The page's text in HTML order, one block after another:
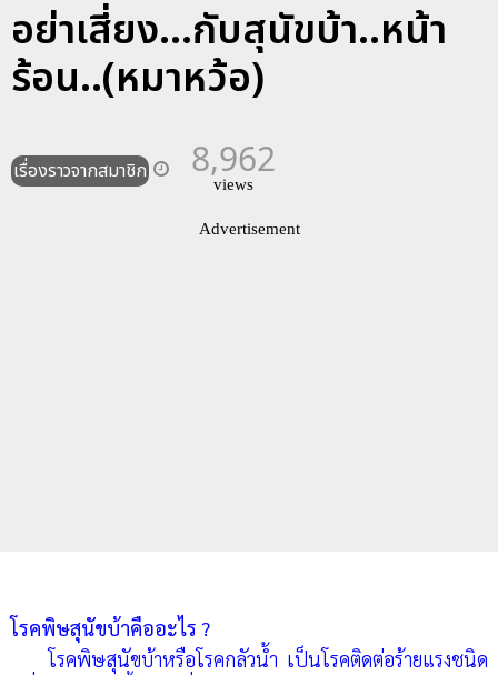
อย่าเสี่ยง...กับสุนัขบ้า..หน้า
ร้อน..(หมาหว้อ)
เรื่องราวจากสมาชิก 8,962
views
Advertisement
โรคพิษสุนัขบ้าคืออะไร ?
โรคพิษสุนัขบ้าหรือโรคกลัวน้ำ เป็นโรคติดต่อร้ายแรงชนิด